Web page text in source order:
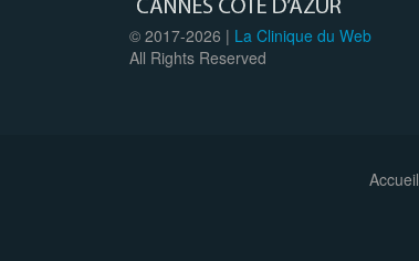
© 2017-2026 | La Clinique du Web
All Rights Reserved
Accueil